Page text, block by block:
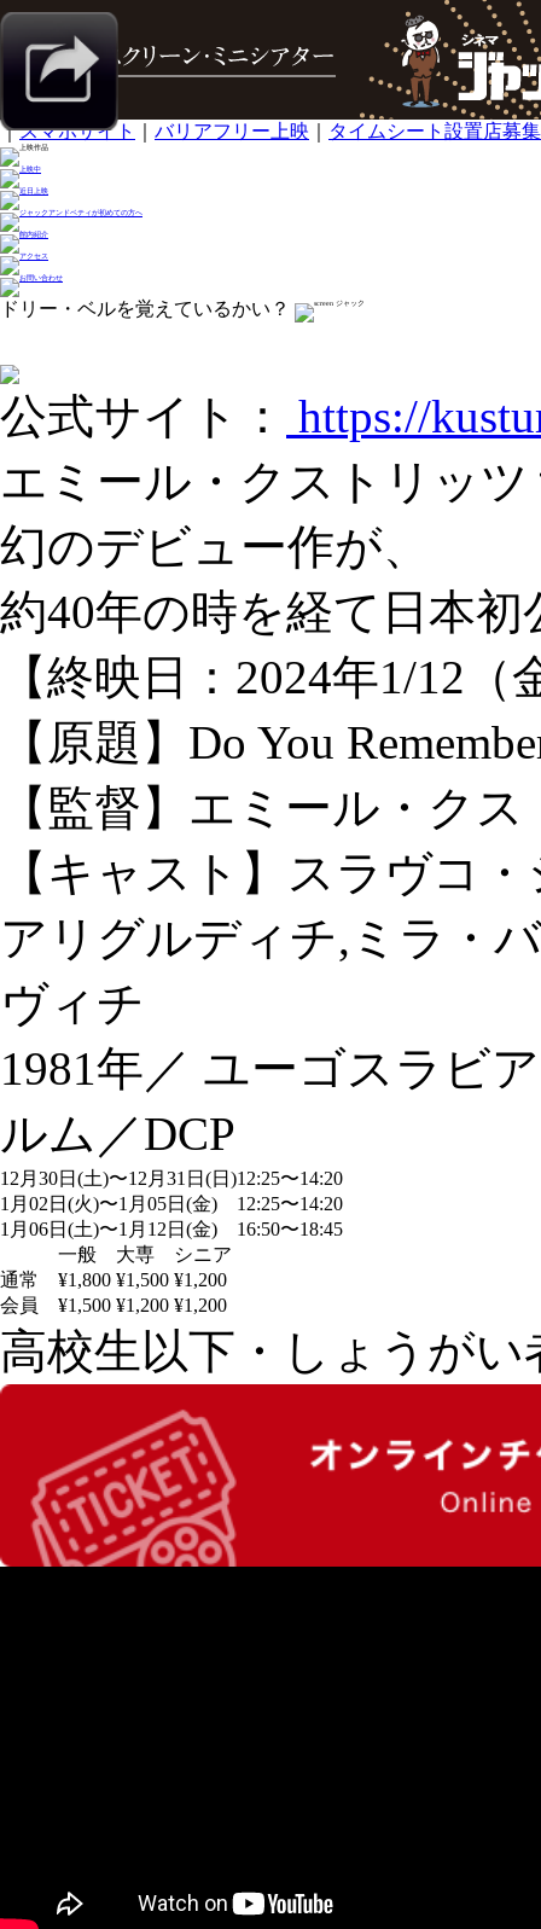
｜スマホサイト バリアフリー上映 タイムシート設置店募集
ドリー・ベルを覚えているかい？
公式サイト：
https://
エミール・クストリッツ
幻のデビュー作が、
約40年の時を経て日本初
【終映日：2024年1/12（
【原題】Do You
【監督】エミール・ク
【キャスト】スラヴコ
アリグルディチ,ミラ・
ヴィチ
1981年／ ユーゴスラビ
ルム／DCP
12月30日(土)〜12月31日(日)12:25〜14:20
1月02日(火)〜1月05日(金)
12:25〜14:20
1月06日(土)〜1月12日(金)
16:50〜18:45
一般
大専
シニア
通常
¥1,800 ¥1,500 ¥1,200
会員
¥1,500 ¥1,200 ¥1,200
高校生以下・しょうがい